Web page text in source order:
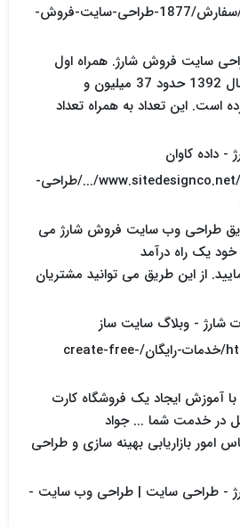
www.beyamooz.com/سفارش/1877-طراحی-سایت-فروش-
2014 ... طراحی سایت فروش شارژ. همراه اول
و
است. این تعداد به همراه تعداد
داده کاوان
www.sitedesignco.net/fa/SiteDesignDetails/.../طراحی-
2015 ... از طریق طراحی وب سایت فروش شارژ می
خود یک راه درآمد
از این طریق می توانید مشتریان
شارژ - وبلاگ سایت ساز
https://sitesazz.ir/blog/خدمات-رایگان/create-free-
... امروز با آموزش ایجاد یک فروشگاه کارت
در خدمت شما ... جواد
امور بازاریابی بهینه سازی و طراحی
- طراحی سایت | طراحی وب سایت -